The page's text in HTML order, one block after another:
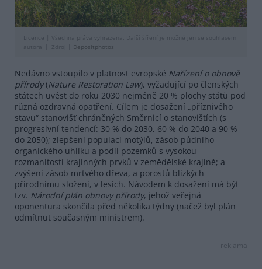
Licence |
Všechna práva vyhrazena. Další šíření je možné jen se souhlasem
autora
Zdroj | Depositphotos
Nedávno vstoupilo v platnost evropské Nařízení o obnově
přírody(Nature Restoration Law), vyžadující po členských
státech uvést do roku 2030 nejméně 20 % plochy států pod
různá ozdravná opatření. Cílem je dosažení „příznivého
stavu“ stanovišť chráněných Směrnicí o stanovištích (s
progresivní tendencí: 30 % do 2030, 60 % do 2040 a 90 %
do 2050); zlepšení populací motýlů, zásob půdního
organického uhlíku a podíl pozemků s vysokou
rozmanitostí krajinných prvků v zemědělské krajině; a
zvýšení zásob mrtvého dřeva, a porostů blízkých
přírodnímu složení, v lesích. Návodem k dosažení má být
tzv. Národní plán obnovy přírody, jehož veřejná
oponentura skončila před několika týdny (načež byl plán
odmítnut současným ministrem).
reklama